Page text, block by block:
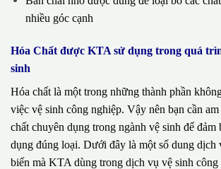
nhiều góc cạnh
Hóa Chất được KTA sử dụng trong quá
sinh
Hóa chất là một trong những thành phần
việc vệ sinh công nghiệp. Vậy nên bạn cần
chất chuyên dụng trong ngành vệ sinh để đảm
dụng đúng loại. Dưới đây là một số dung dịch
biến mà KTA dùng trong dịch vụ vệ sinh công